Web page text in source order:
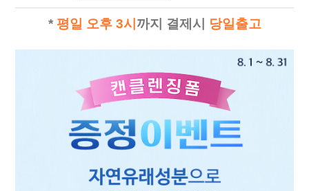
* 평일 오후 3시 까지 결제시 당일출고